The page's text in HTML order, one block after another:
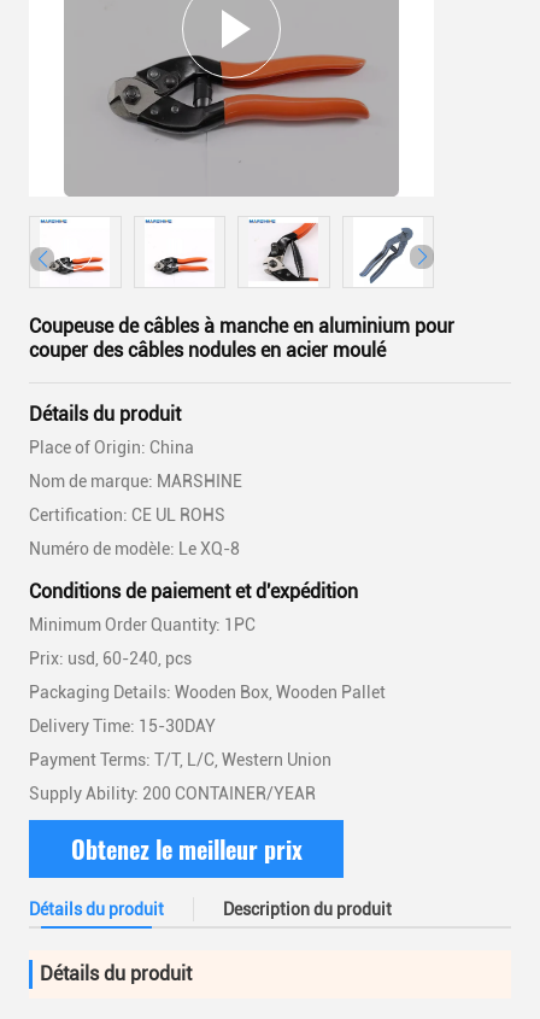
Coupeuse de câbles à manche en aluminium pour
couper des câbles nodules en acier moulé
Détails du produit
Place of Origin: China
Nom de marque: MARSHINE
Certification: CE UL ROHS
Numéro de modèle: Le XQ-8
Conditions de paiement et d'expédition
Minimum Order Quantity: 1PC
Prix: usd, 60-240, pcs
Packaging Details: Wooden Box, Wooden Pallet
Delivery Time: 15-30DAY
Payment Terms: T/T, L/C, Western Union
Supply Ability: 200 CONTAINER/YEAR
Obtenez le meilleur prix
Détails du produit Description du produit
Détails du produit